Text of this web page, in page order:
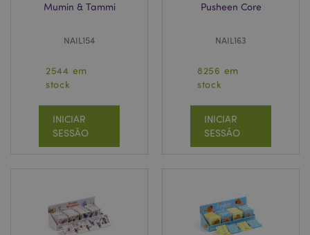
Mumin & Tammi
NAIL154
2544 em
stock
INICIAR
SESSÃO
Pusheen Core
NAIL163
8256 em
stock
INICIAR
SESSÃO